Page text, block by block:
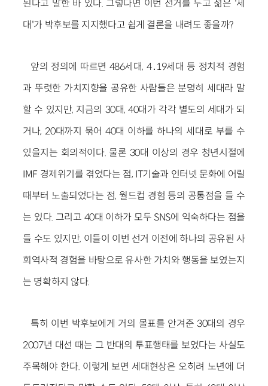
된다고 말한 바 있다. 그렇다면 이번 선거를 두고 젊은 '세
대'가 박후보를 지지했다고 쉽게 결론을 내려도 좋을까?
앞의 정의에 따르면 486세대, 4․19세대 등 정치적 경험
과 뚜렷한 가치지향을 공유한 사람들은 분명히 세대라 말
할 수 있지만, 지금의 30대, 40대가 각각 별도의 세대가 되
거나, 20대까지 묶어 40대 이하를 하나의 세대로 부를 수
있을지는 회의적이다. 물론 30대 이상의 경우 청년시절에
IMF 경제위기를 겪었다는 점, IT기술과 인터넷 문화에 어릴
때부터 노출되었다는 점, 월드컵 경험 등의 공통점을 들 수
는 있다. 그리고 40대 이하가 모두 SNS에 익숙하다는 점을
들 수도 있지만, 이들이 이번 선거 이전에 하나의 공유된 사
회역사적 경험을 바탕으로 유사한 가치와 행동을 보였는지
는 명확하지 않다.
특히 이번 박후보에게 거의 몰표를 안겨준 30대의 경우
2007년 대선 때는 그 반대의 투표행태를 보였다는 사실도
주목해야 한다. 이렇게 보면 세대현상은 오히려 노년에 더